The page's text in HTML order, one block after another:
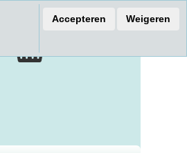
Accepteren Weigeren